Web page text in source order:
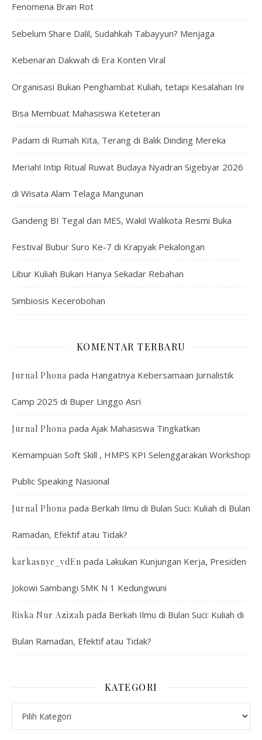
Fenomena Brain Rot
Sebelum Share Dalil, Sudahkah Tabayyun? Menjaga
Kebenaran Dakwah di Era Konten Viral
Organisasi Bukan Penghambat Kuliah, tetapi Kesalahan Ini
Bisa Membuat Mahasiswa Keteteran
Padam di Rumah Kita, Terang di Balik Dinding Mereka
Meriah! Intip Ritual Ruwat Budaya Nyadran Sigebyar 2026
di Wisata Alam Telaga Mangunan
Gandeng BI Tegal dan MES, Wakil Walikota Resmi Buka
Festival Bubur Suro Ke-7 di Krapyak Pekalongan
Libur Kuliah Bukan Hanya Sekadar Rebahan
Simbiosis Kecerobohan
KOMENTAR TERBARU
Jurnal Phona pada Hangatnya Kebersamaan Jurnalistik
Camp 2025 di Buper Linggo Asri
Jurnal Phona pada Ajak Mahasiswa Tingkatkan
Kemampuan Soft Skill , HMPS KPI Selenggarakan Workshop
Public Speaking Nasional
Jurnal Phona pada Berkah Ilmu di Bulan Suci: Kuliah di Bulan
Ramadan, Efektif atau Tidak?
karkasnye_vdEn pada Lakukan Kunjungan Kerja, Presiden
Jokowi Sambangi SMK N 1 Kedungwuni
Riska Nur Azizah pada Berkah Ilmu di Bulan Suci: Kuliah di
Bulan Ramadan, Efektif atau Tidak?
KATEGORI